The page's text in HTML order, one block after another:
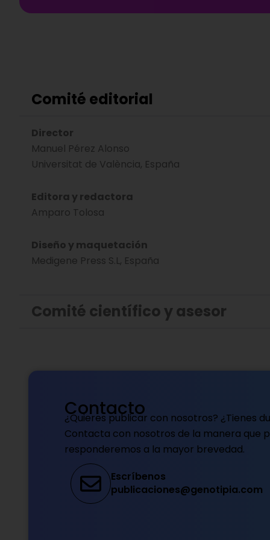
Comité editorial
Director
Manuel Pérez Alonso
Universitat de València, España
Editora y redactora
Amparo Tolosa
Diseño y maquetación
Medigene Press S.L, España
Comité científico y asesor
Contacto
¿Quieres publicar con nosotros? ¿Tienes
Contacta con nosotros de la manera que
responderemos a la mayor brevedad.
Escríbenos
publicaciones@genotipia.com